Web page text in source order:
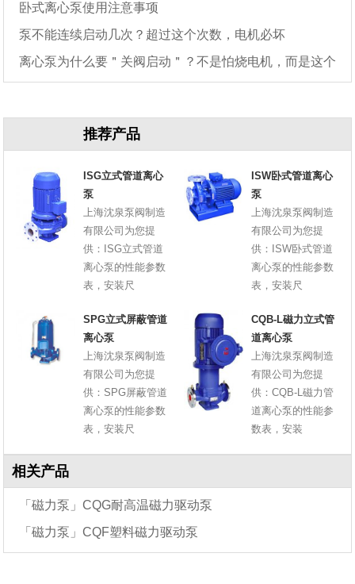
卧式离心泵使用注意事项
泵不能连续启动几次？超过这个次数，电机必坏
离心泵为什么要＂关阀启动＂？不是怕烧电机，而是这个
推荐产品
ISG立式管道离心
泵
上海沈泉泵阀制造
有限公司为您提
供：ISG立式管道
离心泵的性能参数
表，安装尺
ISW卧式管道离心
泵
上海沈泉泵阀制造
有限公司为您提
供：ISW卧式管道
离心泵的性能参数
表，安装尺
SPG立式屏蔽管道
离心泵
上海沈泉泵阀制造
有限公司为您提
供：SPG屏蔽管道
离心泵的性能参数
表，安装尺
CQB-L磁力立式管
道离心泵
上海沈泉泵阀制造
有限公司为您提
供：CQB-L磁力管
道离心泵的性能参
数表，安装
相关产品
「磁力泵」CQG耐高温磁力驱动泵
「磁力泵」CQF塑料磁力驱动泵